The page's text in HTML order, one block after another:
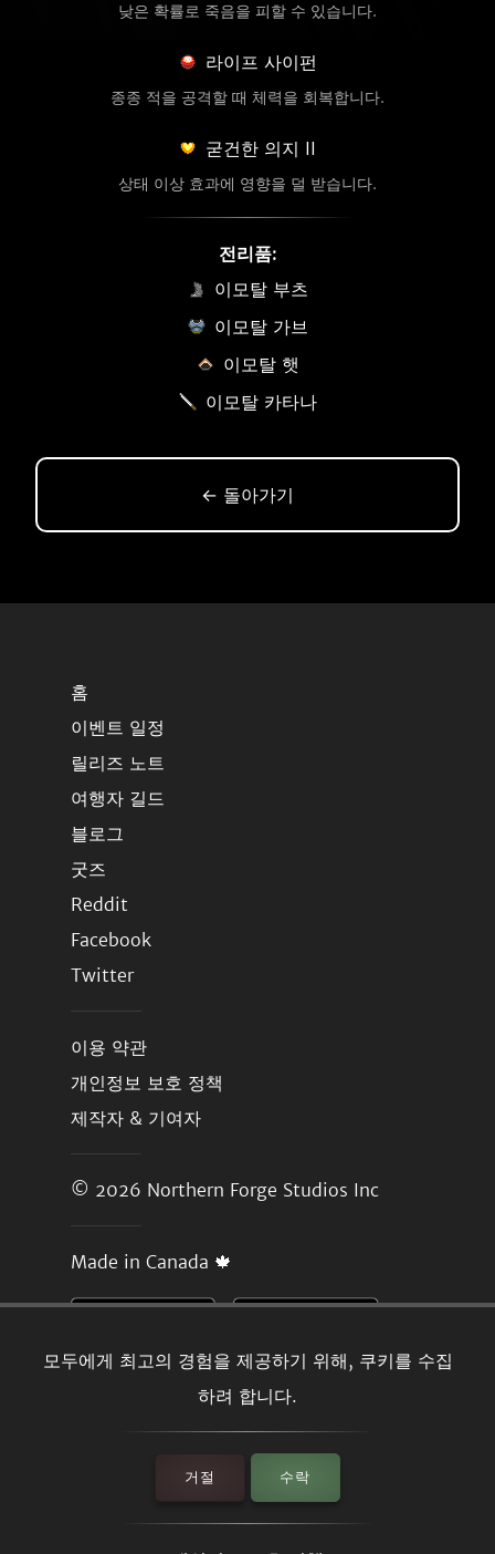
모두에게 최고의 경험을 제공하기 위해, 쿠키를 수집
하려 합니다.
거절 수락
낮은 확률로 죽음을 피할 수 있습니다.
라이프 사이펀
종종 적을 공격할 때 체력을 회복합니다.
굳건한 의지 II
상태 이상 효과에 영향을 덜 받습니다.
전리품:
이모탈 부츠
이모탈 가브
이모탈 햇
이모탈 카타나
← 돌아가기
홈
이벤트 일정
릴리즈 노트
여행자 길드
블로그
굿즈
Reddit
Facebook
Twitter
이용 약관
개인정보 보호 정책
제작자 & 기여자
© 2026 Northern Forge Studios Inc
Made in Canada 🍁